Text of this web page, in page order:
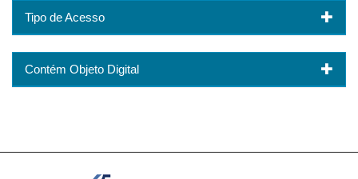
Tipo de Acesso
Contém Objeto Digital